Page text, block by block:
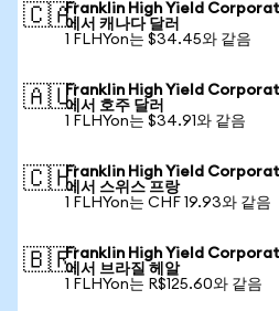
🇨🇦Franklin High Yield
에서 캐나다 달러
1 FLHYon는 $34.45와 같음
🇦🇺Franklin High Yield
에서 호주 달러
1 FLHYon는 $34.91와 같음
🇨🇭Franklin High Yield
에서 스위스 프랑
1 FLHYon는 CHF 19.93와 같음
🇧🇷Franklin High Yield
에서 브라질 헤알
1 FLHYon는 R$125.60와 같음